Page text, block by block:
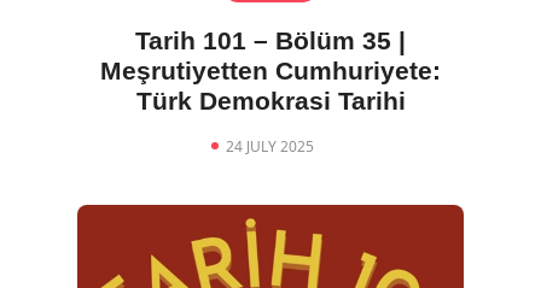
Tarih 101 – Bölüm 35 |
Meşrutiyetten Cumhuriyete:
Türk Demokrasi Tarihi
24 JULY 2025